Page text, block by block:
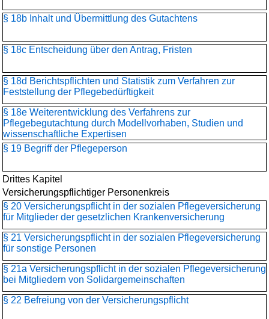
§ 18b Inhalt und Übermittlung des Gutachtens
§ 18c Entscheidung über den Antrag, Fristen
§ 18d Berichtspflichten und Statistik zum Verfahren zur
Feststellung der Pflegebedürftigkeit
§ 18e Weiterentwicklung des Verfahrens zur
Pflegebegutachtung durch Modellvorhaben, Studien und
wissenschaftliche Expertisen
§ 19 Begriff der Pflegeperson
Drittes Kapitel
Versicherungspflichtiger Personenkreis
§ 20 Versicherungspflicht in der sozialen Pflegeversicherung
für Mitglieder der gesetzlichen Krankenversicherung
§ 21 Versicherungspflicht in der sozialen Pflegeversicherung
für sonstige Personen
§ 21a Versicherungspflicht in der sozialen Pflegeversicherung
bei Mitgliedern von Solidargemeinschaften
§ 22 Befreiung von der Versicherungspflicht